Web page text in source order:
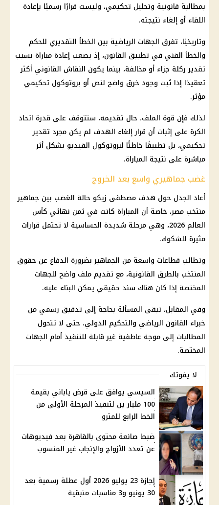
بمطالبة قانونية وتحليل تحكيمي، وليست قرارًا رسميًا بإعادة
اللقاء أو إلغاء نتيجته.
وتاريخيًا، تفرق الجهات الرياضية بين الخطأ التقديري للحكم
والخطأ الفني في تطبيق القانون، إذ يصعب إعادة مباراة بسبب
تقدير ركلة جزاء أو مخالفة، بينما يكون النقاش القانوني أكثر
تعقيدًا إذا ثبت وجود خرق واضح لنص أو بروتوكول تحكيمي
مؤثر.
لذلك فإن قوة الملف، حال تقديمه، ستتوقف على قدرة اتحاد
الكرة على إثبات أن قرار إلغاء الهدف لم يكن مجرد تقدير
تحكيمي، بل تطبيقًا خاطئًا لبروتوكول الفيديو بشكل أثر
مباشرة على نتيجة المباراة.
غضب جماهيري واسع بعد الخروج
أعاد الجدل حول هدف مصطفى زيكو حالة الغضب بين جماهير
منتخب مصر، خاصة أن المباراة كانت في ثمن نهائي كأس
العالم 2026
، وهي مرحلة شديدة الحساسية لا تحتمل قرارات
مثيرة للشكوك.
وتطالب قطاعات واسعة من الجماهير بضرورة الدفاع عن حقوق
المنتخب بالطرق القانونية، مع تقديم ملف واضح للجهات
المختصة إذا كان هناك سند حقيقي يمكن البناء عليه.
وفي المقابل، تبقى المسألة بحاجة إلى تدقيق رسمي من
خبراء القانون الرياضي والتحكيم الدولي، حتى لا تتحول
المطالبات إلى موجة عاطفية غير قابلة للتنفيذ أمام الجهات
المختصة.
لا يفوتك
السيسي يوافق على قرض ياباني بقيمة
100 مليار ين لتنفيذ المرحلة الأولى من
الخط الرابع للمترو
ضبط صانعة محتوى بالقاهرة بعد فيديوهات
عن تعدد الأزواج والإنجاب غير المنسوب
إجازة 23 يوليو 2026 أول عطلة رسمية بعد
30 يونيو و3 مناسبات متبقية